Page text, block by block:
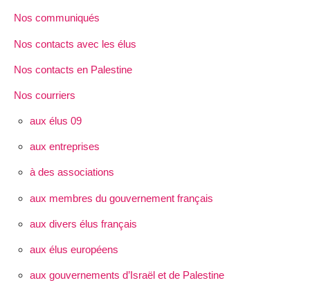
Nos communiqués
Nos contacts avec les élus
Nos contacts en Palestine
Nos courriers
aux élus 09
aux entreprises
à des associations
aux membres du gouvernement français
aux divers élus français
aux élus européens
aux gouvernements d’Israël et de Palestine